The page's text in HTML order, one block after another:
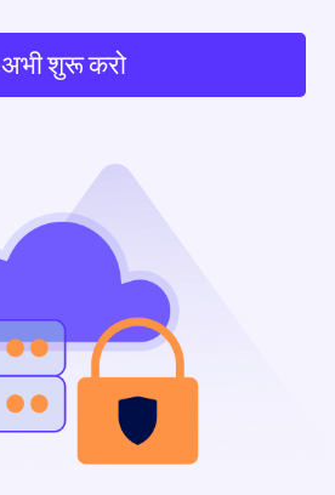
अभी शुरू करो